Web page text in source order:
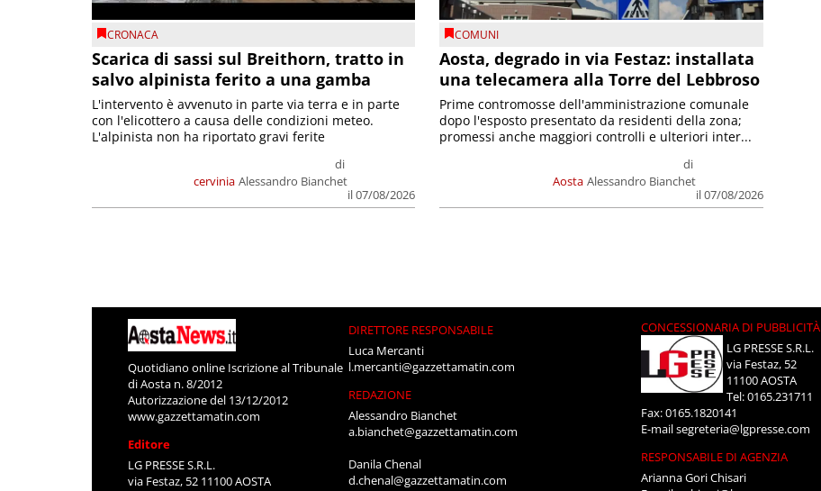
CRONACA
Scarica di sassi sul Breithorn, tratto in
salvo alpinista ferito a una gamba
cervinia
di
Alessandro Bianchet
il 07/08/2026
L'intervento è avvenuto in parte via terra e in parte
con l'elicottero a causa delle condizioni meteo.
L'alpinista non ha riportato gravi ferite
COMUNI
Aosta, degrado in via Festaz: installata
una telecamera alla Torre del Lebbroso
Aosta
di
Alessandro Bianchet
il 07/08/2026
Prime contromosse dell'amministrazione comunale
dopo l'esposto presentato da residenti della zona;
promessi anche maggiori controlli e ulteriori inter...
Quotidiano online Iscrizione al Tribunale
di Aosta n. 8/2012
Autorizzazione del 13/12/2012
www.gazzettamatin.com
Editore
LG PRESSE S.R.L.
via Festaz, 52 11100 AOSTA
DIRETTORE RESPONSABILE
Luca Mercanti
l.mercanti@gazzettamatin.com
REDAZIONE
Alessandro Bianchet
a.bianchet@gazzettamatin.com
Danila Chenal
d.chenal@gazzettamatin.com
CONCESSIONARIA DI PUBBLICITÀ
LG PRESSE S.R.L.
via Festaz, 52
11100 AOSTA
Tel: 0165.231711
Fax: 0165.1820141
E-mailsegreteria@lgpresse.com
RESPONSABILE DI AGENZIA
Arianna Gori Chisari